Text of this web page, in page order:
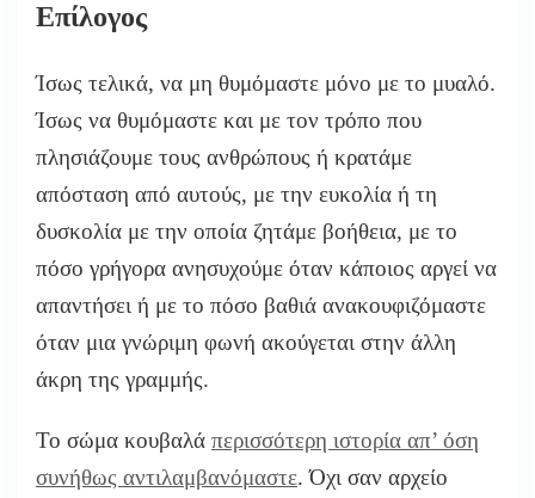
Επίλογος
Ίσως τελικά, να μη θυμόμαστε μόνο με το μυαλό.
Ίσως να θυμόμαστε και με τον τρόπο που
πλησιάζουμε τους ανθρώπους ή κρατάμε
απόσταση από αυτούς, με την ευκολία ή τη
δυσκολία με την οποία ζητάμε βοήθεια, με το
πόσο γρήγορα ανησυχούμε όταν κάποιος αργεί να
απαντήσει ή με το πόσο βαθιά ανακουφιζόμαστε
όταν μια γνώριμη φωνή ακούγεται στην άλλη
άκρη της γραμμής.
Το σώμα κουβαλά περισσότερη ιστορία απ’ όση
συνήθως αντιλαμβανόμαστε. Όχι σαν αρχείο